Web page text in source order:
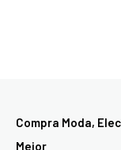
Compra Moda,
Mejor